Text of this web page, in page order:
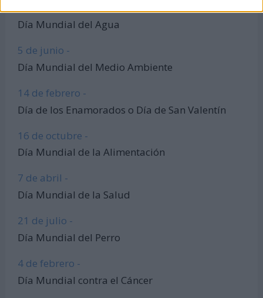
22 de marzo -
Día Mundial del Agua
5 de junio -
Día Mundial del Medio Ambiente
14 de febrero -
Día de los Enamorados o Día de San Valentín
16 de octubre -
Día Mundial de la Alimentación
7 de abril -
Día Mundial de la Salud
21 de julio -
Día Mundial del Perro
4 de febrero -
Día Mundial contra el Cáncer